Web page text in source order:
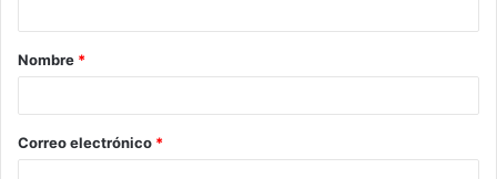
a
r
*
Nombre *
Correo electrónico *